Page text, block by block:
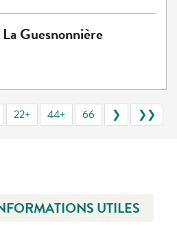
Guesnonnière
22+ 44+ 66 ❯ ❯❯
UTILES